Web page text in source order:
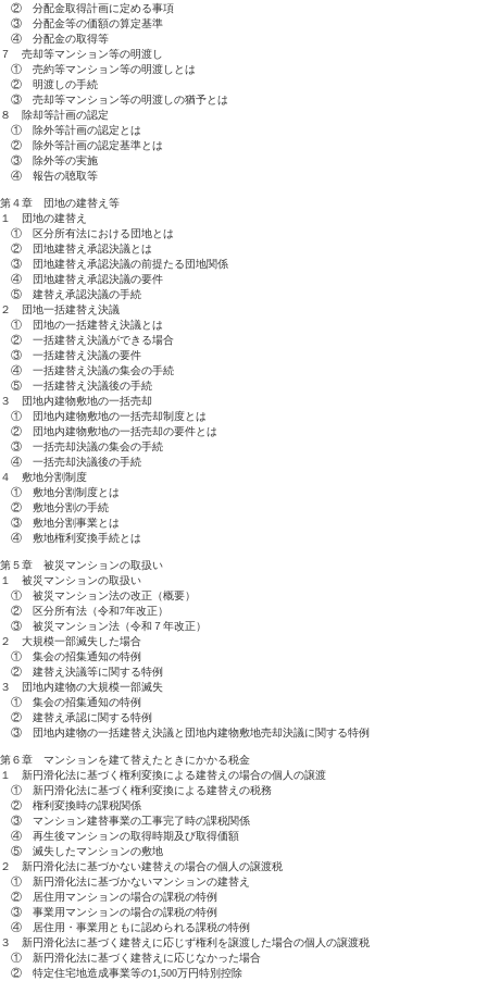
② 分配金取得計画に定める事項
③ 分配金等の価額の算定基準
④ 分配金の取得等
７ 売却等マンション等の明渡し
① 売約等マンション等の明渡しとは
② 明渡しの手続
③ 売却等マンション等の明渡しの猶予とは
８ 除却等計画の認定
① 除外等計画の認定とは
② 除外等計画の認定基準とは
③ 除外等の実施
④ 報告の聴取等
第４章 団地の建替え等
１ 団地の建替え
① 区分所有法における団地とは
② 団地建替え承認決議とは
③ 団地建替え承認決議の前提たる団地関係
④ 団地建替え承認決議の要件
⑤ 建替え承認決議の手続
２ 団地一括建替え決議
① 団地の一括建替え決議とは
② 一括建替え決議ができる場合
③ 一括建替え決議の要件
④ 一括建替え決議の集会の手続
⑤ 一括建替え決議後の手続
３ 団地内建物敷地の一括売却
① 団地内建物敷地の一括売却制度とは
② 団地内建物敷地の一括売却の要件とは
③ 一括売却決議の集会の手続
④ 一括売却決議後の手続
４ 敷地分割制度
① 敷地分割制度とは
② 敷地分割の手続
③ 敷地分割事業とは
④ 敷地権利変換手続とは
第５章 被災マンションの取扱い
１ 被災マンションの取扱い
① 被災マンション法の改正（概要）
② 区分所有法（令和7年改正）
③ 被災マンション法（令和７年改正）
２ 大規模一部滅失した場合
① 集会の招集通知の特例
② 建替え決議等に関する特例
３ 団地内建物の大規模一部滅失
① 集会の招集通知の特例
② 建替え承認に関する特例
③ 団地内建物の一括建替え決議と団地内建物敷地売却決議に関する特例
第６章 マンションを建て替えたときにかかる税金
１ 新円滑化法に基づく権利変換による建替えの場合の個人の譲渡
① 新円滑化法に基づく権利変換による建替えの税務
② 権利変換時の課税関係
③ マンション建替事業の工事完了時の課税関係
④ 再生後マンションの取得時期及び取得価額
⑤ 滅失したマンションの敷地
２ 新円滑化法に基づかない建替えの場合の個人の譲渡税
① 新円滑化法に基づかないマンションの建替え
② 居住用マンションの場合の課税の特例
③ 事業用マンションの場合の課税の特例
④ 居住用・事業用ともに認められる課税の特例
３ 新円滑化法に基づく建替えに応じず権利を譲渡した場合の個人の譲渡税
① 新円滑化法に基づく建替えに応じなかった場合
② 特定住宅地造成事業等の1,500万円特別控除